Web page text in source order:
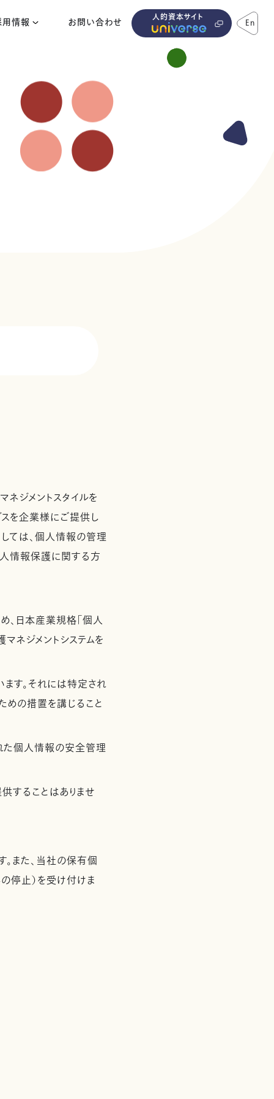
用情報 お問い合わせ 人的資本サイト En
ネジメントスタイルを
スを企業様にご提供し
ては、個人情報の管理
人情報保護に関する方
、日本産業規格「個人
ネジメントシステムを
す。それには特定され
の措置を講じること
た個人情報の安全管理
することはありませ
また、当社の保有個
停止）を受け付けま